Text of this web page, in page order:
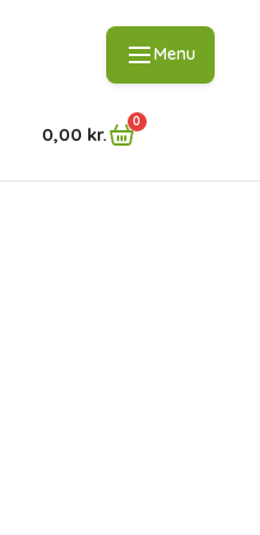
Menu
0,00 kr.
0